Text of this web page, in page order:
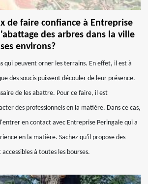
de faire confiance à Entreprise
des arbres dans la ville
environs?
qui peuvent orner les terrains. En effet, il est à
des soucis puissent découler de leur présence.
de les abattre. Pour ce faire, il est
des professionnels en la matière. Dans ce cas,
en contact avec Entreprise Peringale qui a
en la matière. Sachez qu'il propose des
à toutes les bourses.